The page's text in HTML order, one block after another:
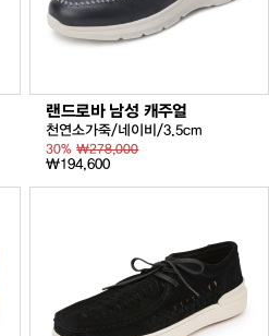
랜드로바 남성 캐주얼
천연소가죽/네이비/3.5cm
30%₩278,000
₩194,600